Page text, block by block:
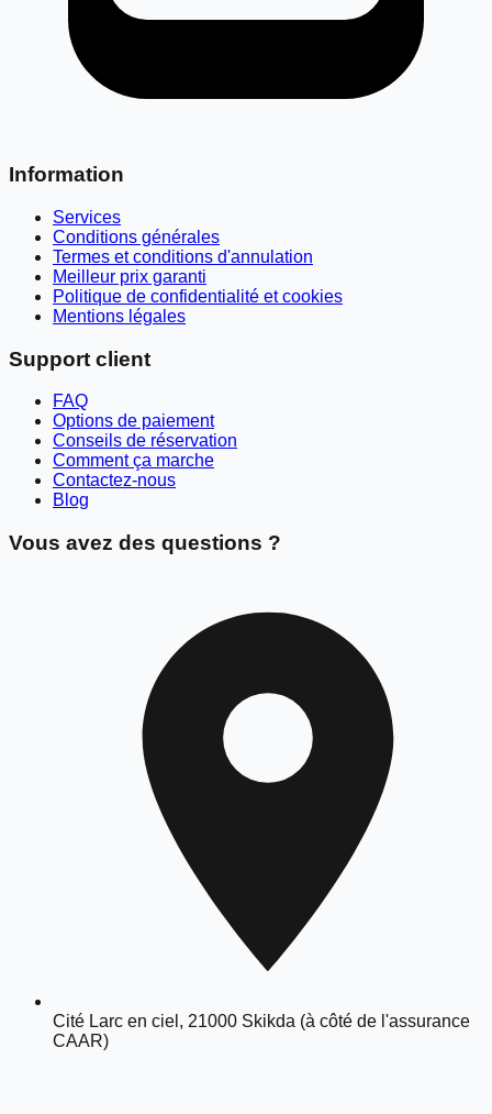
Information
Services
Conditions générales
Termes et conditions d'annulation
Meilleur prix garanti
Politique de confidentialité et cookies
Mentions légales
Support client
FAQ
Options de paiement
Conseils de réservation
Comment ça marche
Contactez-nous
Blog
Vous avez des questions ?
Cité Larc en ciel, 21000 Skikda (à côté de l'assurance
CAAR)